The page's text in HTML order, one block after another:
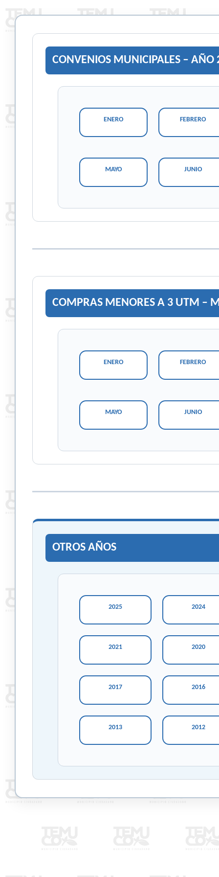
CONVENIOS MUNICIPALES – AÑO
ENERO FEBRERO
MAYO JUNIO
COMPRAS MENORES A 3 UTM –
ENERO FEBRERO
MAYO JUNIO
OTROS AÑOS
2025 2024
2021 2020
2017 2016
2013 2012